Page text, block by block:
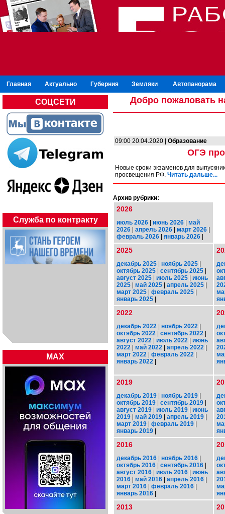
Главная Актуально Губерния Земляки Автопанорама
СОЦСЕТИ
Служба по контракту
MAX
Добро пожаловать
09:00 20.04.2020 | Образование
ОГЭ
Новые сроки экзаменов для
просвещения РФ. Читать дальше...
Архив рубрики:
2026
июль 2026 | июнь 2026 | май
2026 | апрель 2026 | март 2026 |
февраль 2026 | январь 2026 |
2025
декабрь 2025 | ноябрь 2025 |
октябрь 2025 | сентябрь 2025 |
август 2025 | июль 2025 | июнь
2025 | май 2025 | апрель 2025 |
март 2025 | февраль 2025 |
январь 2025 |
2022
декабрь 2022 | ноябрь 2022 |
октябрь 2022 | сентябрь 2022 |
август 2022 | июль 2022 | июнь
2022 | май 2022 | апрель 2022 |
март 2022 | февраль 2022 |
январь 2022 |
2019
декабрь 2019 | ноябрь 2019 |
октябрь 2019 | сентябрь 2019 |
август 2019 | июль 2019 | июнь
2019 | май 2019 | апрель 2019 |
март 2019 | февраль 2019 |
январь 2019 |
2016
декабрь 2016 | ноябрь 2016 |
октябрь 2016 | сентябрь 2016 |
август 2016 | июль 2016 | июнь
2016 | май 2016 | апрель 2016 |
март 2016 | февраль 2016 |
январь 2016 |
2013